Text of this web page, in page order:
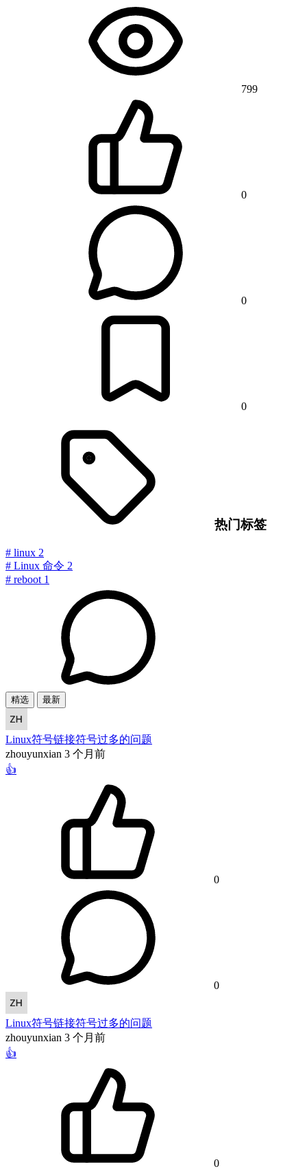
799
0
0
0
热门标签
# linux 2
# Linux 命令 2
# reboot 1
精选 最新
Linux符号链接符号过多的问题
zhouyunxian 3 个月前
👍
0
0
Linux符号链接符号过多的问题
zhouyunxian 3 个月前
👍
0